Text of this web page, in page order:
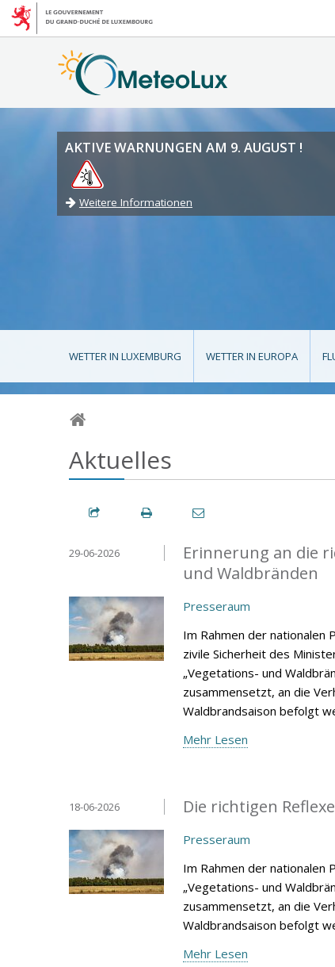
AKTIVE WARNUNGEN AM 9. AUGUST !
Weitere Informationen
WETTER IN LUXEMBURG WETTER IN EUROPA
Aktuelles
Erinnerung an die
und Waldbränden
29-06-2026
Presseraum
Im Rahmen der
zivile Sicherheit des
„Vegetations- und
zusammensetzt, an die
Waldbrandsaison befolgt
Mehr Lesen
Die richtigen
18-06-2026
Presseraum
Im Rahmen der
„Vegetations- und
zusammensetzt, an die
Waldbrandsaison befolgt
Mehr Lesen